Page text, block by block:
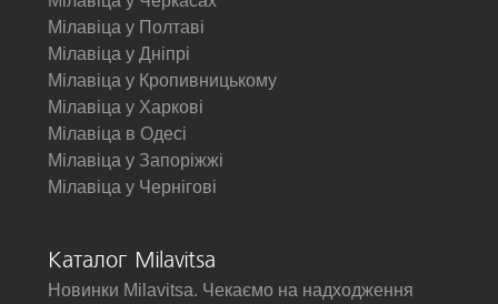
Мілавіца у Полтаві
Мілавіца у Дніпрі
Мілавіца у Кропивницькому
Мілавіца у Харкові
Мілавіца в Одесі
Мілавіца у Запоріжжі
Мілавіца у Чернігові
Каталог Milavitsa
Новинки Milavitsa. Чекаємо на надходження